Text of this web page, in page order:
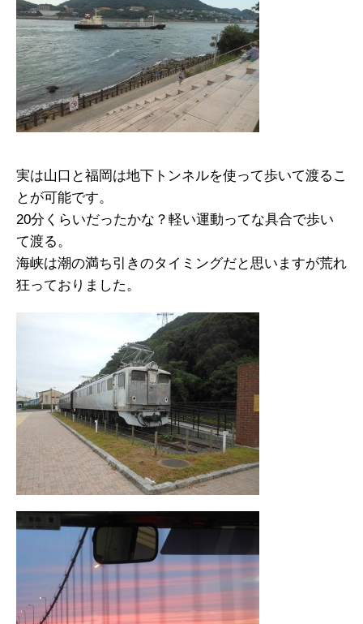
実は山口と福岡は地下トンネルを使って歩いて渡るこ
とが可能です。
20分くらいだったかな？軽い運動ってな具合で歩い
て渡る。
海峡は潮の満ち引きのタイミングだと思いますが荒れ
狂っておりました。